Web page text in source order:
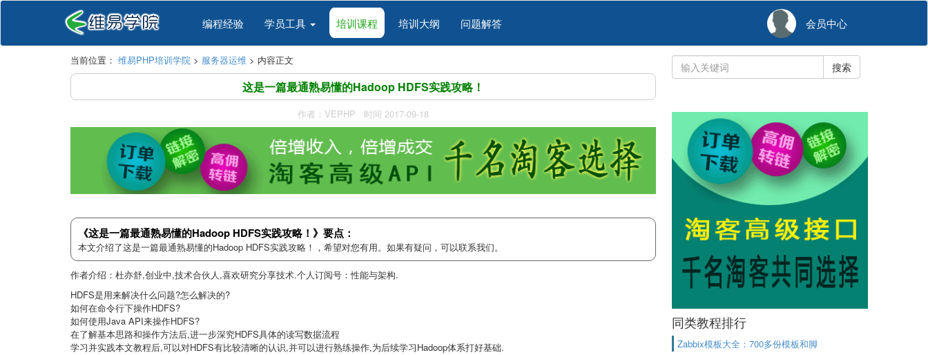
编程经验 学员工具 培训课程 培训大纲 问题解答 会员中心
当前位置： 维易PHP培训学院 > 服务器运维 > 内容正文
这是一篇最通熟易懂的Hadoop HDFS实践攻略！
作者：VEPHP 时间 2017-09-18
《这是一篇最通熟易懂的Hadoop HDFS实践攻略！》要点：
本文介绍了这是一篇最通熟易懂的Hadoop HDFS实践攻略！，希望对您有用。如果有疑问，可以联系我们。
作者介绍：杜亦舒,创业中,技术合伙人,喜欢研究分享技术.个人订阅号：性能与架构.
HDFS是用来解决什么问题?怎么解决的?
如何在命令行下操作HDFS?
如何使用Java API来操作HDFS?
在了解基本思路和操作方法后,进一步深究HDFS具体的读写数据流程
学习并实践本文教程后,可以对HDFS有比较清晰的认识,并可以进行熟练操作,为后续学习Hadoop体系打好基础.
搜索
同类教程排行
Zabbix模板大全：700多份模板和脚